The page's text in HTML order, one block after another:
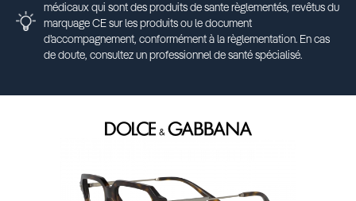
médicaux qui sont des produits de sante règlementés, revêtus du
marquage CE sur les produits ou le document
d’accompagnement, conformément à la règlementation. En cas
de doute, consultez un professionnel de santé spécialisé.